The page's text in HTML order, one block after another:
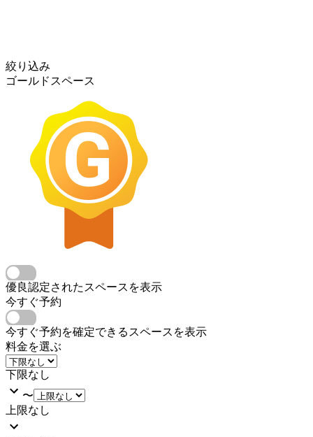
絞り込み
ゴールドスペース
優良認定されたスペースを表示
今すぐ予約
今すぐ予約を確定できるスペースを表示
料金を選ぶ
下限なし
〜
上限なし